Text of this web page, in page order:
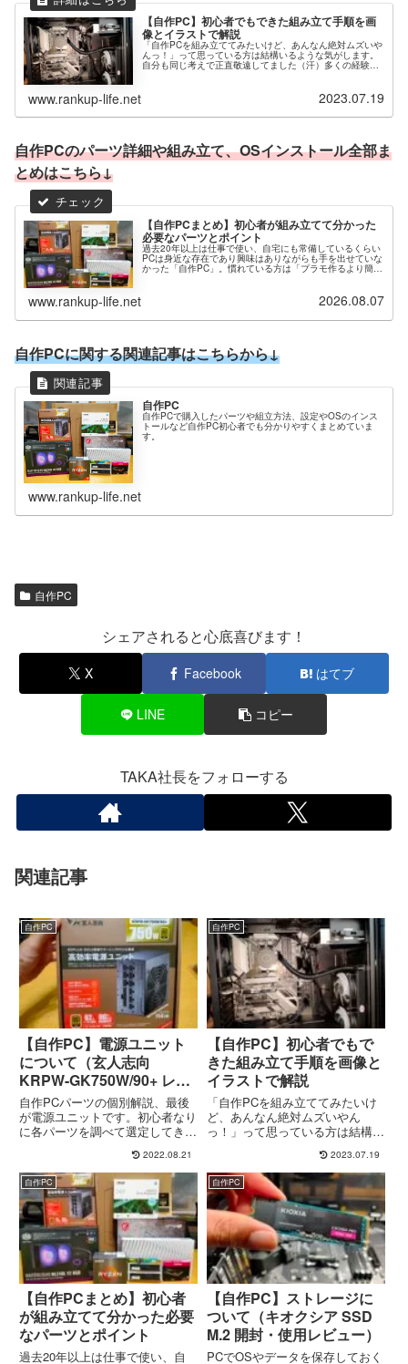
【自作PC】初心者でもできた組み立て手順を画
像とイラストで解説
「自作PCを組み立ててみたいけど、あんなん絶対ムズいや
んっ！」って思っている方は結構いるような気がします。
自分も同じ考えで正直敬遠してました（汗）多くの経験者
www.rankup-life.net 2023.07.19
自作PCのパーツ詳細や組み立て、OSインストール全部ま
とめはこちら↓
【自作PCまとめ】初心者が組み立てて分かった
必要なパーツとポイント
過去20年以上は仕事で使い、自宅にも常備しているくらい
PCは身近な存在であり興味はありながらも手を出せていな
かった「自作PC」。慣れている方は「プラモ作るより簡単
～！」なんて言ってますが実際そうなのか？よく分かりま
www.rankup-life.net 2026.08.07
自作PCに関する関連記事はこちらから↓
自作PC
自作PCで購入したパーツや組立方法、設定やOSのインス
トールなど自作PC初心者でも分かりやすくまとめていま
す。
www.rankup-life.net
自作PC
シェアされると心底喜びます！
X Facebook はてブ
LINE コピー
TAKA社長をフォローする
関連記事
自作PC
【自作PC】電源ユニット
について（玄人志向
KRPW-GK750W/90+ レビ
ュー）
自作PCパーツの個別解説、最後
が電源ユニットです。初心者なり
に各パーツを調べて選定してきま
は少々失敗しました（汗）その辺
も含めて説明します。電源ユニッ
トはその名の通り、マザーボード
やグラフィックボードなどPC
内...
2022.08.21
自作PC
【自作PC】初心者でもで
きた組み立て手順を画像と
イラストで解説
「自作PCを組み立ててみたいけ
ど、あんなん絶対ムズいやん
っ！」って思っている方は結構い
考えで正直敬遠してました（汗）
多くの経験者さんは「自作PCな
んてプラモより組み立て簡単よ
～」なんて言われてたりして、や
ったこ...
2023.07.19
自作PC
【自作PCまとめ】初心者
が組み立てて分かった必要
なパーツとポイント
過去20年以上は仕事で使い、自
自作PC
【自作PC】ストレージに
ついて（キオクシア SSD
M.2 開封・使用レビュー）
PCでOSやデータを保存しておく